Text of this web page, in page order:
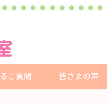
ご質問 皆さまの声